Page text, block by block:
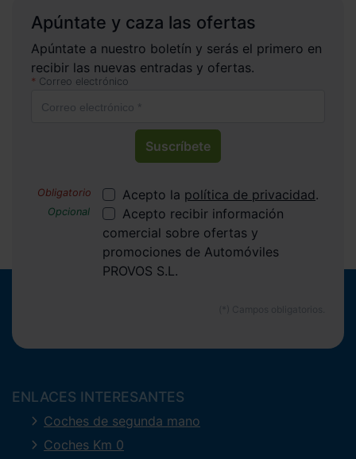
Apúntate y caza las ofertas
Apúntate a nuestro boletín y serás el primero en
recibir las nuevas entradas y ofertas.
Correo electrónico
Suscríbete
Acepto la política de privacidad.
Acepto recibir información
comercial sobre ofertas y
promociones de Automóviles
PROVOS S.L.
ENLACES INTERESANTES
Coches de segunda mano
Coches Km 0